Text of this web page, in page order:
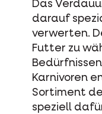
Das
darauf
verwerten.
Futter zu
Karnivoren
Sortiment
speziell